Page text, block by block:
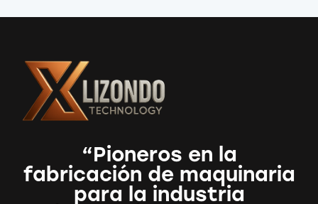
“Pioneros en la
fabricación de maquinaria
para la industria